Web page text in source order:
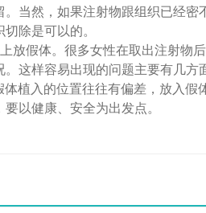
当然，如果注射物跟组织已经
除是可以的。
假体。很多女性在取出注射物
这样容易出现的问题主要有几
植入的位置往往有偏差，放入假
以健康、安全为出发点。